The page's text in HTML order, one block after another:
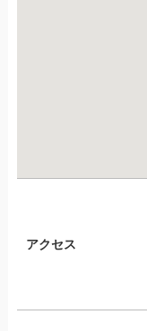
アクセス